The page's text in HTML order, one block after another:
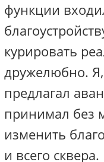
функции
курировать
дружелюбно. Я,
предлагал
принимал без
изменить
и всего